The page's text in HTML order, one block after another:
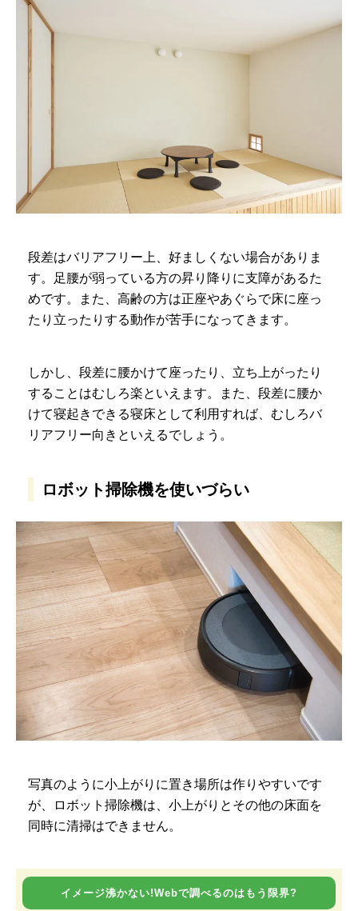
段差はバリアフリー上、好ましくない場合がありま
す。足腰が弱っている方の昇り降りに支障があるた
めです。また、高齢の方は正座やあぐらで床に座っ
たり立ったりする動作が苦手になってきます。
しかし、段差に腰かけて座ったり、立ち上がったり
することはむしろ楽といえます。また、段差に腰か
けて寝起きできる寝床として利用すれば、むしろバ
リアフリー向きといえるでしょう。
ロボット掃除機を使いづらい
写真のように小上がりに置き場所は作りやすいです
が、ロボット掃除機は、小上がりとその他の床面を
同時に清掃はできません。
イメージ沸かない!Webで調べるのはもう限界?